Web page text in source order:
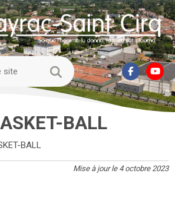
BALL
BALL
Mise à jour le 4 octobre 2023